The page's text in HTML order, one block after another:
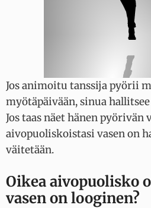
Jos animoitu tanssija pyörii
myötäpäivään, sinua
Jos taas näet hänen pyörivän
aivopuoliskoistasi vasen on
väitetään.
Oikea aivopuolisko
vasen on looginen?